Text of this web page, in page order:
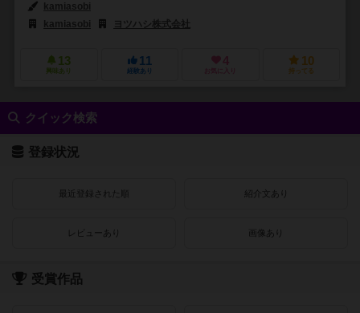
kamiasobi
kamiasobi
ヨツハシ株式会社
13
興味あり
11
経験あり
4
お気に入り
10
持ってる
クイック検索
登録状況
最近登録された順 紹介文あり
レビューあり 画像あり
受賞作品